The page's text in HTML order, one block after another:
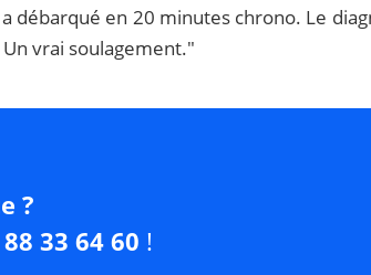
débarqué en 20 minutes chrono. Le
vrai soulagement."
?
33 64 60 !